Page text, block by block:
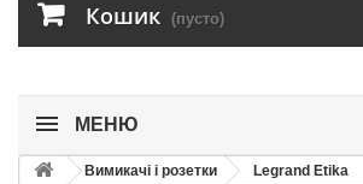
Кошик (пусто)
МЕНЮ
Вимикачі і розетки
Legrand Etika